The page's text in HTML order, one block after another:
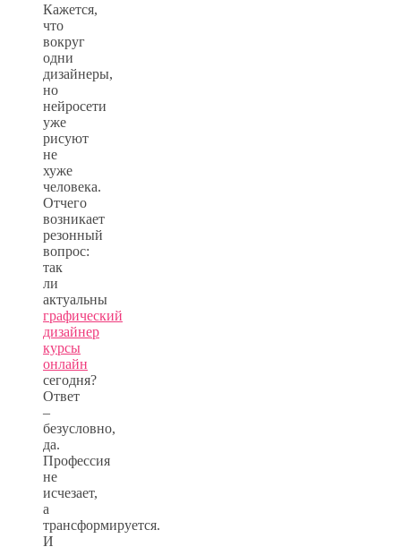
Кажется,
что
вокруг
одни
дизайнеры,
но
нейросети
уже
рисуют
не
хуже
человека.
Отчего
возникает
резонный
вопрос:
так
ли
актуальны
графический
дизайнер
курсы
онлайн
сегодня?
Ответ
–
безусловно,
да.
Профессия
не
исчезает,
а
трансформируется.
И